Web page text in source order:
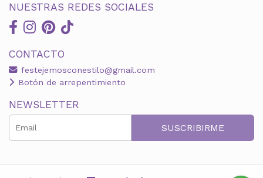
NUESTRAS REDES SOCIALES
CONTACTO
festejemosconestilo@gmail.com
Botón de arrepentimiento
NEWSLETTER
SUSCRIBIRME